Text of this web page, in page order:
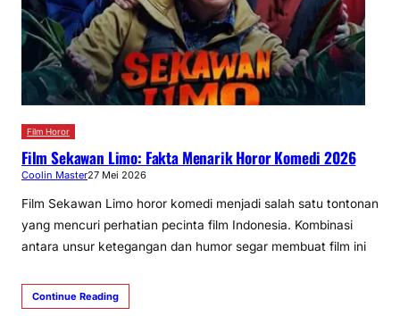
Film Horor
Film Sekawan Limo: Fakta Menarik Horor Komedi 2026
Coolin Master27 Mei 2026
Film Sekawan Limo horor komedi menjadi salah satu tontonan
yang mencuri perhatian pecinta film Indonesia. Kombinasi
antara unsur ketegangan dan humor segar membuat film ini
Continue Reading